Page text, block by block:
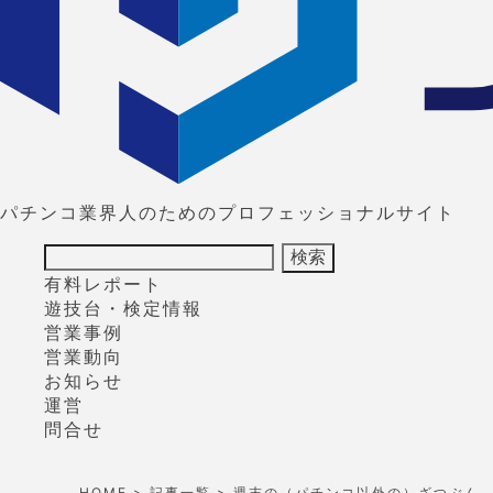
パチンコ業界人のためのプロフェッショナルサイト
有料レポート
遊技台・検定情報
営業事例
営業動向
お知らせ
運営
問合せ